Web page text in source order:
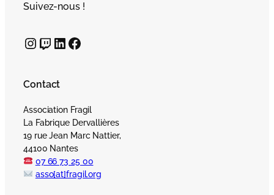
Suivez-nous !
InstagramTwitch LinkedIn Facebook
Contact
Association Fragil
La Fabrique Dervallières
19 rue Jean Marc Nattier,
44100 Nantes
07 66 73 25 00
asso[at]fragil.org